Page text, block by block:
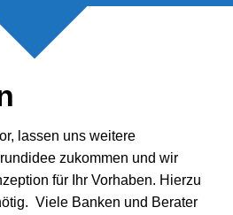
lassen uns weitere
zukommen und wir
für Ihr Vorhaben. Hierzu
Viele Banken und Berater